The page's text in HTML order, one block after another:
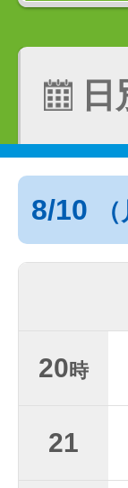
日
8/10
20時
21